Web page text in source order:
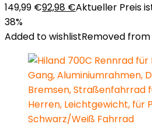
149,99 €92,98 €Aktueller Preis
38%
Added to wishlistRemoved from